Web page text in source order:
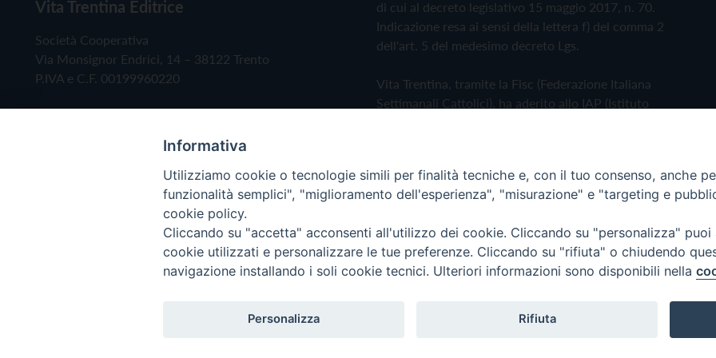
Vita Trentina Editrice
Società Cooperativa
Via Monsignor Endrici, 14 – 38122 Trento
P.IVA e C.F. 00199960220
di cui al decreto legislativo 15 maggio 2017, n. 70.
Indicazione resa ai sensi della lettera f) del comma 2
dell'art. 5 del medesimo decreto Lgs.
Vita Trentina, tramite la Fisc (Federazione Italiana
Settimanali Cattolici), ha aderito allo IAP (Istituto
Privacy Policy Cookie Policy
Copyright © 2019 - Tutti i diritti riservati - Vita Trentina Editrice
Informativa
Utilizziamo cookie o tecnologie simili per finalità tecniche e, con il tuo consenso, anche
funzionalità semplici", "miglioramento dell'esperienza", "misurazione" e "targeting e
cookie policy.
Cliccando su "accetta" acconsenti all'utilizzo dei cookie. Cliccando su "personalizza"
cookie utilizzati e personalizzare le tue preferenze. Cliccando su "rifiuta" o chiudendo
navigazione installando i soli cookie tecnici. Ulteriori informazioni sono disponibili nella
Personalizza Rifiuta